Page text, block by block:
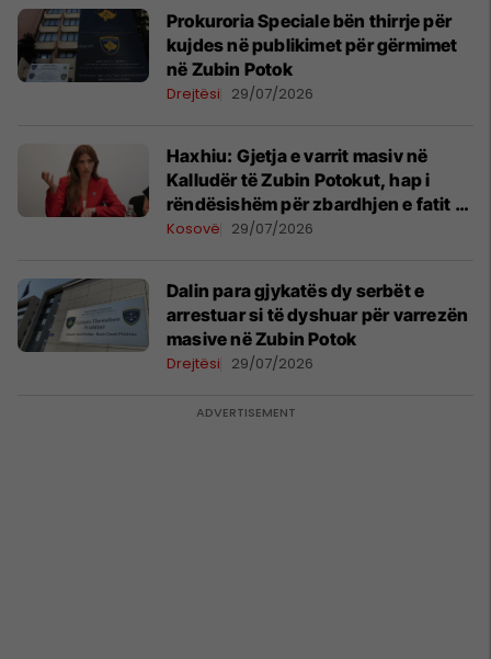
Prokuroria Speciale bën thirrje për
kujdes në publikimet për gërmimet
në Zubin Potok
Drejtësi 29/07/2026
Haxhiu: Gjetja e varrit masiv në
Kalludër të Zubin Potokut, hap i
rëndësishëm për zbardhjen e fatit të
të zhdukurve
Kosovë 29/07/2026
​Dalin para gjykatës dy serbët e
arrestuar si të dyshuar për varrezën
masive në Zubin Potok
Drejtësi 29/07/2026